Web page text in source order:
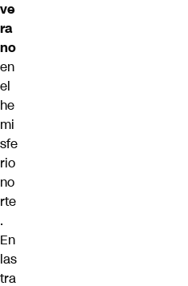
ve
ra
no
en
el
he
mi
sfe
rio
no
rte
.
En
las
tra